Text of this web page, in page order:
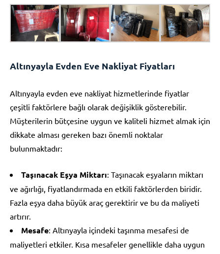
Altınyayla Evden Eve Nakliyat Fiyatları
Altınyayla evden eve nakliyat hizmetlerinde fiyatlar
çeşitli faktörlere bağlı olarak değişiklik gösterebilir.
Müşterilerin bütçesine uygun ve kaliteli hizmet almak için
dikkate alması gereken bazı önemli noktalar
bulunmaktadır:
Taşınacak Eşya Miktarı: Taşınacak eşyaların miktarı
ve ağırlığı, fiyatlandırmada en etkili faktörlerden biridir.
Fazla eşya daha büyük araç gerektirir ve bu da maliyeti
artırır.
Mesafe: Altınyayla içindeki taşınma mesafesi de
maliyetleri etkiler. Kısa mesafeler genellikle daha uygun